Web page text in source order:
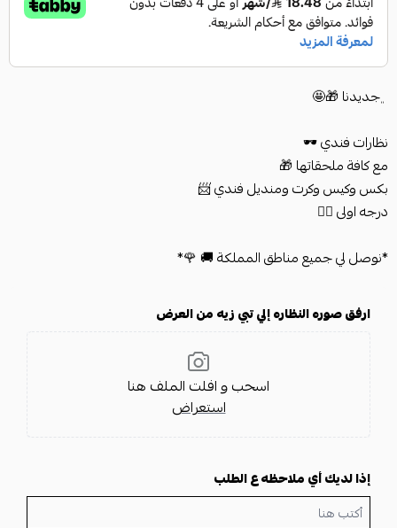
﮼جديدنا 🎁🤩
نظارات فندي 🕶
مع كافة ملحقاتها 🎁
بكس وكيس وكرت ومنديل فندي 📨
درجه اولى 👌🏻
*نوصل لي جميع مناطق المملكة 🚚 🌹*
ارفق صوره النظاره إلي تبي زيه من العرض
اسحب و افلت الملف هنا
استعراض
إذا لديك أي ملاحظه ع الطلب